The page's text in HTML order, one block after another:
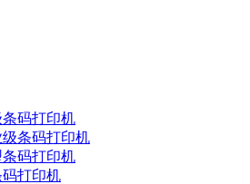
条码打印机
条码打印机
码打印机
打印机